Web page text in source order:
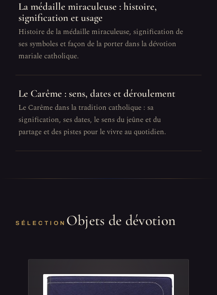
La médaille miraculeuse : histoire,
signification et usage
Histoire de la médaille miraculeuse, signification de
ses symboles et façon de la porter dans la dévotion
mariale catholique.
Le Carême : sens, dates et déroulement
Le Carême dans la tradition catholique : sa
signification, ses dates, le sens du jeûne et du
partage et des pistes pour le vivre au quotidien.
SÉLECTION Objets de dévotion